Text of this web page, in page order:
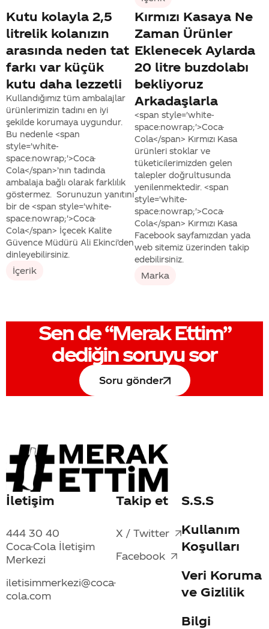
Kutu kolayla 2,5
litrelik kolanızın
arasında neden tat
farkı var küçük
kutu daha lezzetli
Kullandığımız tüm ambalajlar
ürünlerimizin tadını en iyi
şekilde korumaya uygundur.
Bu nedenle <span
style='white-
space:nowrap;'>Coca-
Cola</span>’nın tadında
ambalaja bağlı olarak farklılık
göstermez. Sorunuzun yanıtını
bir de <span style='white-
space:nowrap;'>Coca-
Cola</span> İçecek Kalite
Güvence Müdürü Ali Ekinci’den
dinleyebilirsiniz.
İçerik
Kırmızı Kasaya Ne
Zaman Ürünler
Eklenecek Aylarda
20 litre buzdolabı
bekliyoruz
Arkadaşlarla
<span style='white-
space:nowrap;'>Coca-
Cola</span> Kırmızı Kasa
ürünleri stoklar ve
tüketicilerimizden gelen
talepler doğrultusunda
yenilenmektedir. <span
style='white-
space:nowrap;'>Coca-
Cola</span> Kırmızı Kasa
Facebook sayfamızdan yada
web sitemiz üzerinden takip
edebilirsiniz.
Marka
Sen de“Merak Ettim”
dediğin soruyu sor
Soru gönder
İletişim
444 30 40
Coca-Cola İletişim
Merkezi
iletisimmerkezi@coca-
cola.com
Takip et
X / Twitter
Facebook
S.S.S
Kullanım
Koşulları
Veri Koruma
ve Gizlilik
Bilgi